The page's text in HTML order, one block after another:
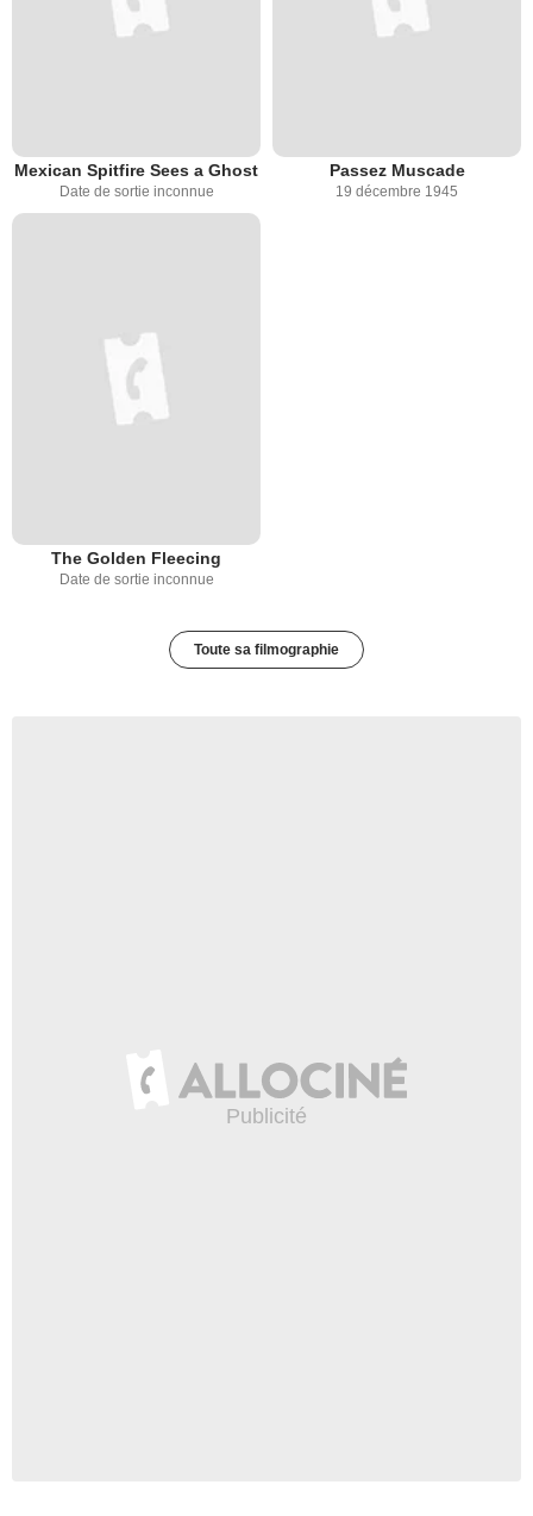
Mexican Spitfire Sees a Ghost
Date de sortie inconnue
Passez Muscade
19 décembre 1945
The Golden Fleecing
Date de sortie inconnue
Toute sa filmographie